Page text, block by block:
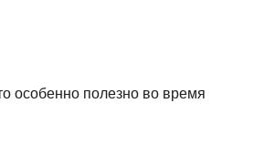
особенно полезно во время